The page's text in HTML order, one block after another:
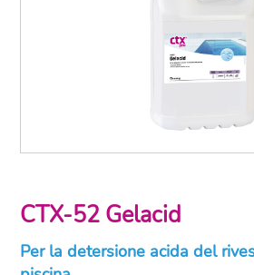
CTX-52 Gelacid
Per la detersione acida del